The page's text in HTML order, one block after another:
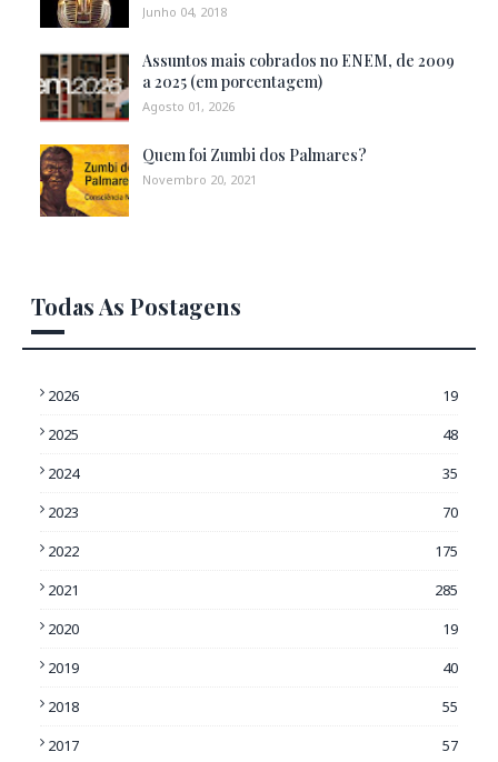
Junho 04, 2018
Assuntos mais cobrados no ENEM, de 2009
a 2025 (em porcentagem)
Agosto 01, 2026
Quem foi Zumbi dos Palmares?
Novembro 20, 2021
Todas As Postagens
2026
19
2025
48
2024
35
2023
70
2022
175
2021
285
2020
19
2019
40
2018
55
2017
57